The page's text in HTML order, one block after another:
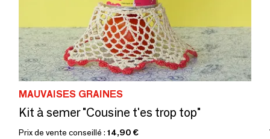
MAUVAISES GRAINES
Kit à semer "Cousine t'es trop top"
Prix de vente conseillé : 14,90 €